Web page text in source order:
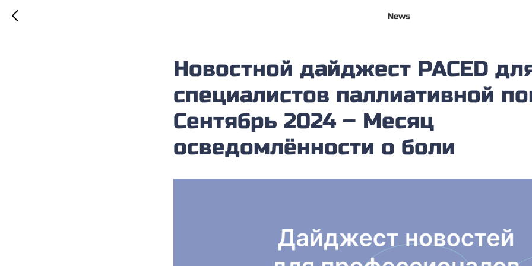
News
Новостной дайджест PACED
специалистов паллиативной
Сентябрь 2024 – Месяц
осведомлённости о боли